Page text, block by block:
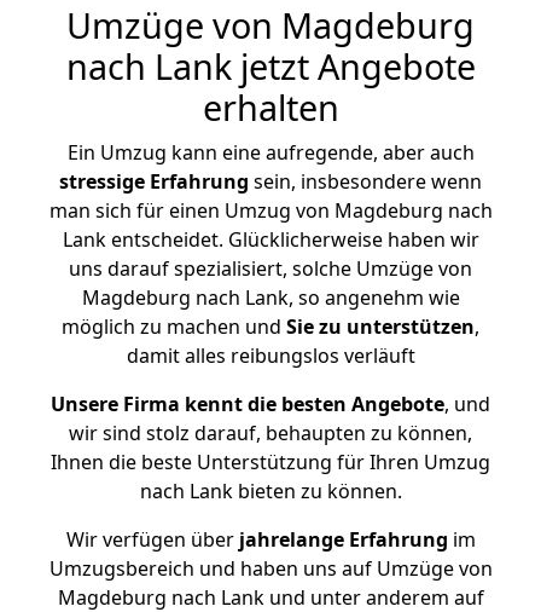
Umzüge von Magdeburg
nach Lank jetzt Angebote
erhalten
Ein Umzug kann eine aufregende, aber auch
stressige Erfahrung sein, insbesondere wenn
man sich für einen Umzug von Magdeburg nach
Lank entscheidet. Glücklicherweise haben wir
uns darauf spezialisiert, solche Umzüge von
Magdeburg nach Lank, so angenehm wie
möglich zu machen und Sie zu unterstützen,
damit alles reibungslos verläuft
Unsere Firma kennt die besten Angebote, und
wir sind stolz darauf, behaupten zu können,
Ihnen die beste Unterstützung für Ihren Umzug
nach Lank bieten zu können.
Wir verfügen überjahrelange Erfahrung im
Umzugsbereich und haben uns auf Umzüge von
Magdeburg nach Lank und unter anderem auf